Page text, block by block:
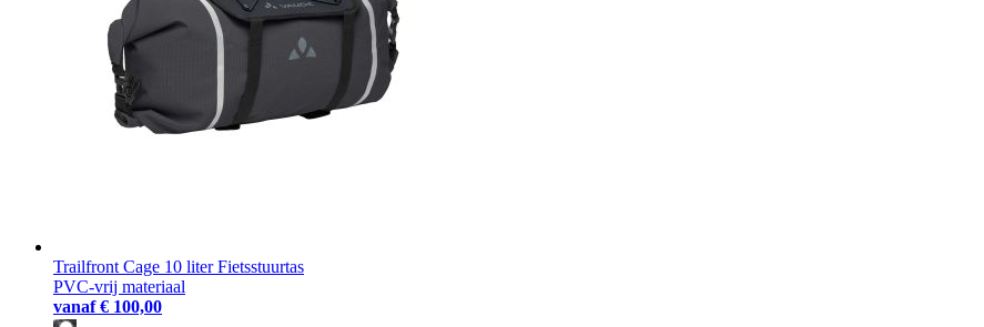
Trailfront Cage 10 liter Fietsstuurtas
PVC-vrij materiaal
vanaf € 100,00